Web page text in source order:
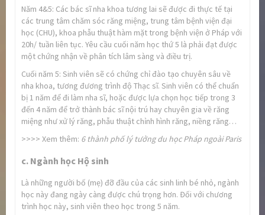
Năm 4&5: Các bác sĩ nha khoa tương lai sẽ được đi thực tế tại
các trung tâm chăm sóc răng miệng, trung tâm bệnh viện đại
học (CHU), khoa phẫu thuật hàm mặt trong bệnh viện ở Pháp với
20h/ tuần liên tục. Yêu cầu cuối năm học thứ 5 là phải đạt được
một chứng nhận về phân tích lâm sàng và điều trị.
Cuối năm 5: Sinh viên sẽ có chứng chỉ đào tạo chuyên sâu về
nha khoa, tương đương trình độ Thạc sĩ. Sinh viên có thể chuẩn
bị 1 năm để đi làm nha sĩ, hoặc được lựa chọn học tiếp trong 3
đến 4 năm để trở thành bác sĩ nội trú hay chuyên gia về răng
miệng như xử lý răng, phẫu thuật chỉnh hình răng, niềng răng…
>>>> Xem thêm: 6 thành phố lý tưởng du học Pháp ngoài Paris
c. Ngành học Hộ sinh
Là những người bố (mẹ) đỡ đầu của các sinh linh bé nhỏ, ngành
học này đang ngày càng được chú trọng hơn. Đối với chương
trình học này, sinh viên theo học trong 5 năm.